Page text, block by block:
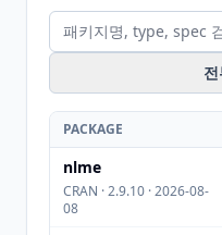
PACKAGE
nlme
CRAN · 2.9.10 · 2026-08-
08